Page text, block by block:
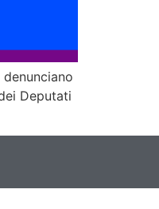
Deputati